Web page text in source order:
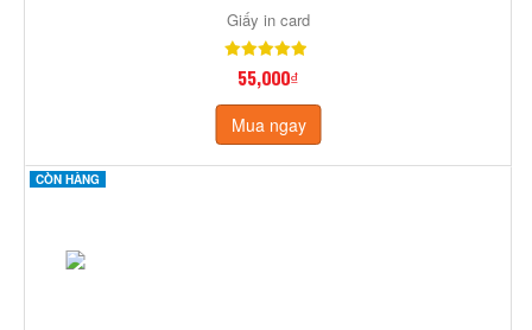
Giấy in card
55,000₫
Mua ngay
CÒN HÀNG